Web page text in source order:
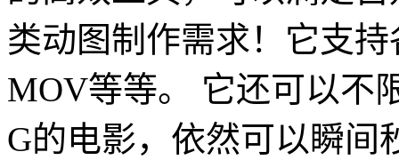
类动图制作需求！它支
MOV等等。 它还可以不
G的电影，依然可以瞬间